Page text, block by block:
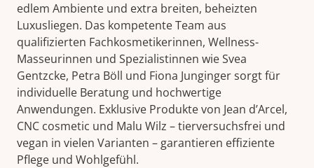
edlem Ambiente und extra breiten, beheizten
Luxusliegen. Das kompetente Team aus
qualifizierten Fachkosmetikerinnen, Wellness-
Masseurinnen und Spezialistinnen wie Svea
Gentzcke, Petra Böll und Fiona Junginger sorgt für
individuelle Beratung und hochwertige
Anwendungen. Exklusive Produkte von Jean d’Arcel,
CNC cosmetic und Malu Wilz – tierversuchsfrei und
vegan in vielen Varianten – garantieren effiziente
Pflege und Wohlgefühl.